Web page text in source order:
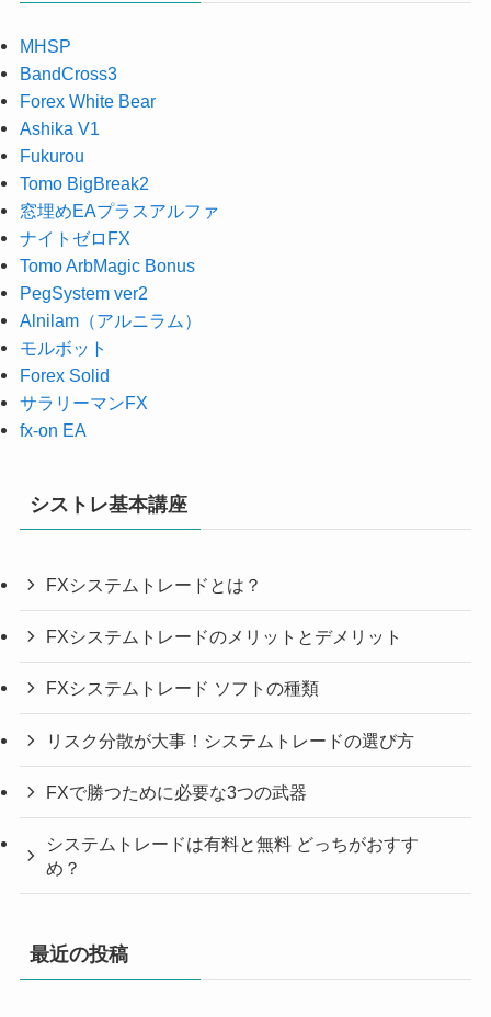
MHSP
BandCross3
Forex White Bear
Ashika V1
Fukurou
Tomo BigBreak2
窓埋めEAプラスアルファ
ナイトゼロFX
Tomo ArbMagic Bonus
PegSystem ver2
Alnilam（アルニラム）
モルボット
Forex Solid
サラリーマンFX
fx-on EA
シストレ基本講座
FXシステムトレードとは？
FXシステムトレードのメリットとデメリット
FXシステムトレード ソフトの種類
リスク分散が大事！システムトレードの選び方
FXで勝つために必要な3つの武器
システムトレードは有料と無料 どっちがおすす
め？
最近の投稿